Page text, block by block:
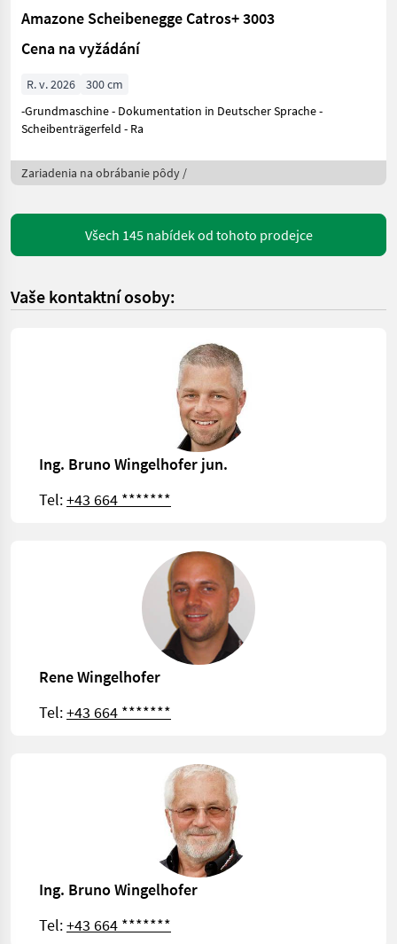
Amazone Scheibenegge Catros+ 3003
Cena na vyžádání
R. v. 2026
300 cm
-Grundmaschine - Dokumentation in Deutscher Sprache -
Scheibenträgerfeld - Ra
Zariadenia na obrábanie pôdy /
Všech 145 nabídek od tohoto prodejce
Vaše kontaktní osoby:
Ing. Bruno Wingelhofer jun.
Tel:+43 664 *******
Rene Wingelhofer
Tel:+43 664 *******
Ing. Bruno Wingelhofer
Tel:+43 664 *******